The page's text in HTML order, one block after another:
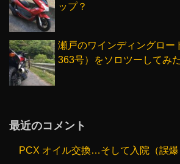
ップ？
瀬戸のワインディングロー
363号）をソロツーしてみた
最近のコメント
PCX オイル交換…そして入院（誤爆